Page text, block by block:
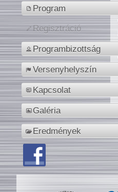
Program
Regisztráció
Programbizottság
Versenyhelyszín
Kapcsolat
Galéria
Eredmények